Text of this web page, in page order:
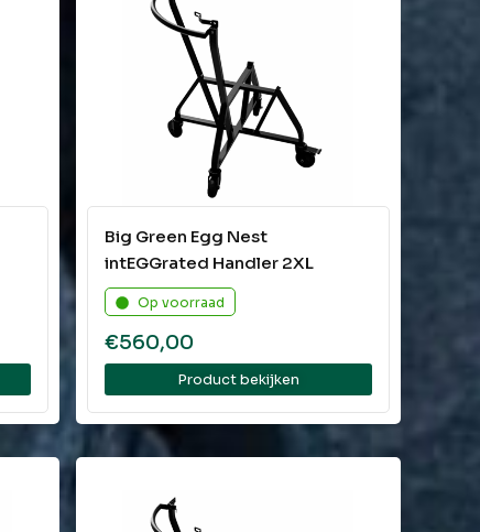
Big Green Egg Nest
intEGGrated Handler 2XL
Op voorraad
€560,00
Product bekijken